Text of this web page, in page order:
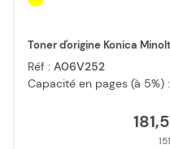
Toner d'origine Konica
Réf : A06V252
Capacité en pages (à 5%) :